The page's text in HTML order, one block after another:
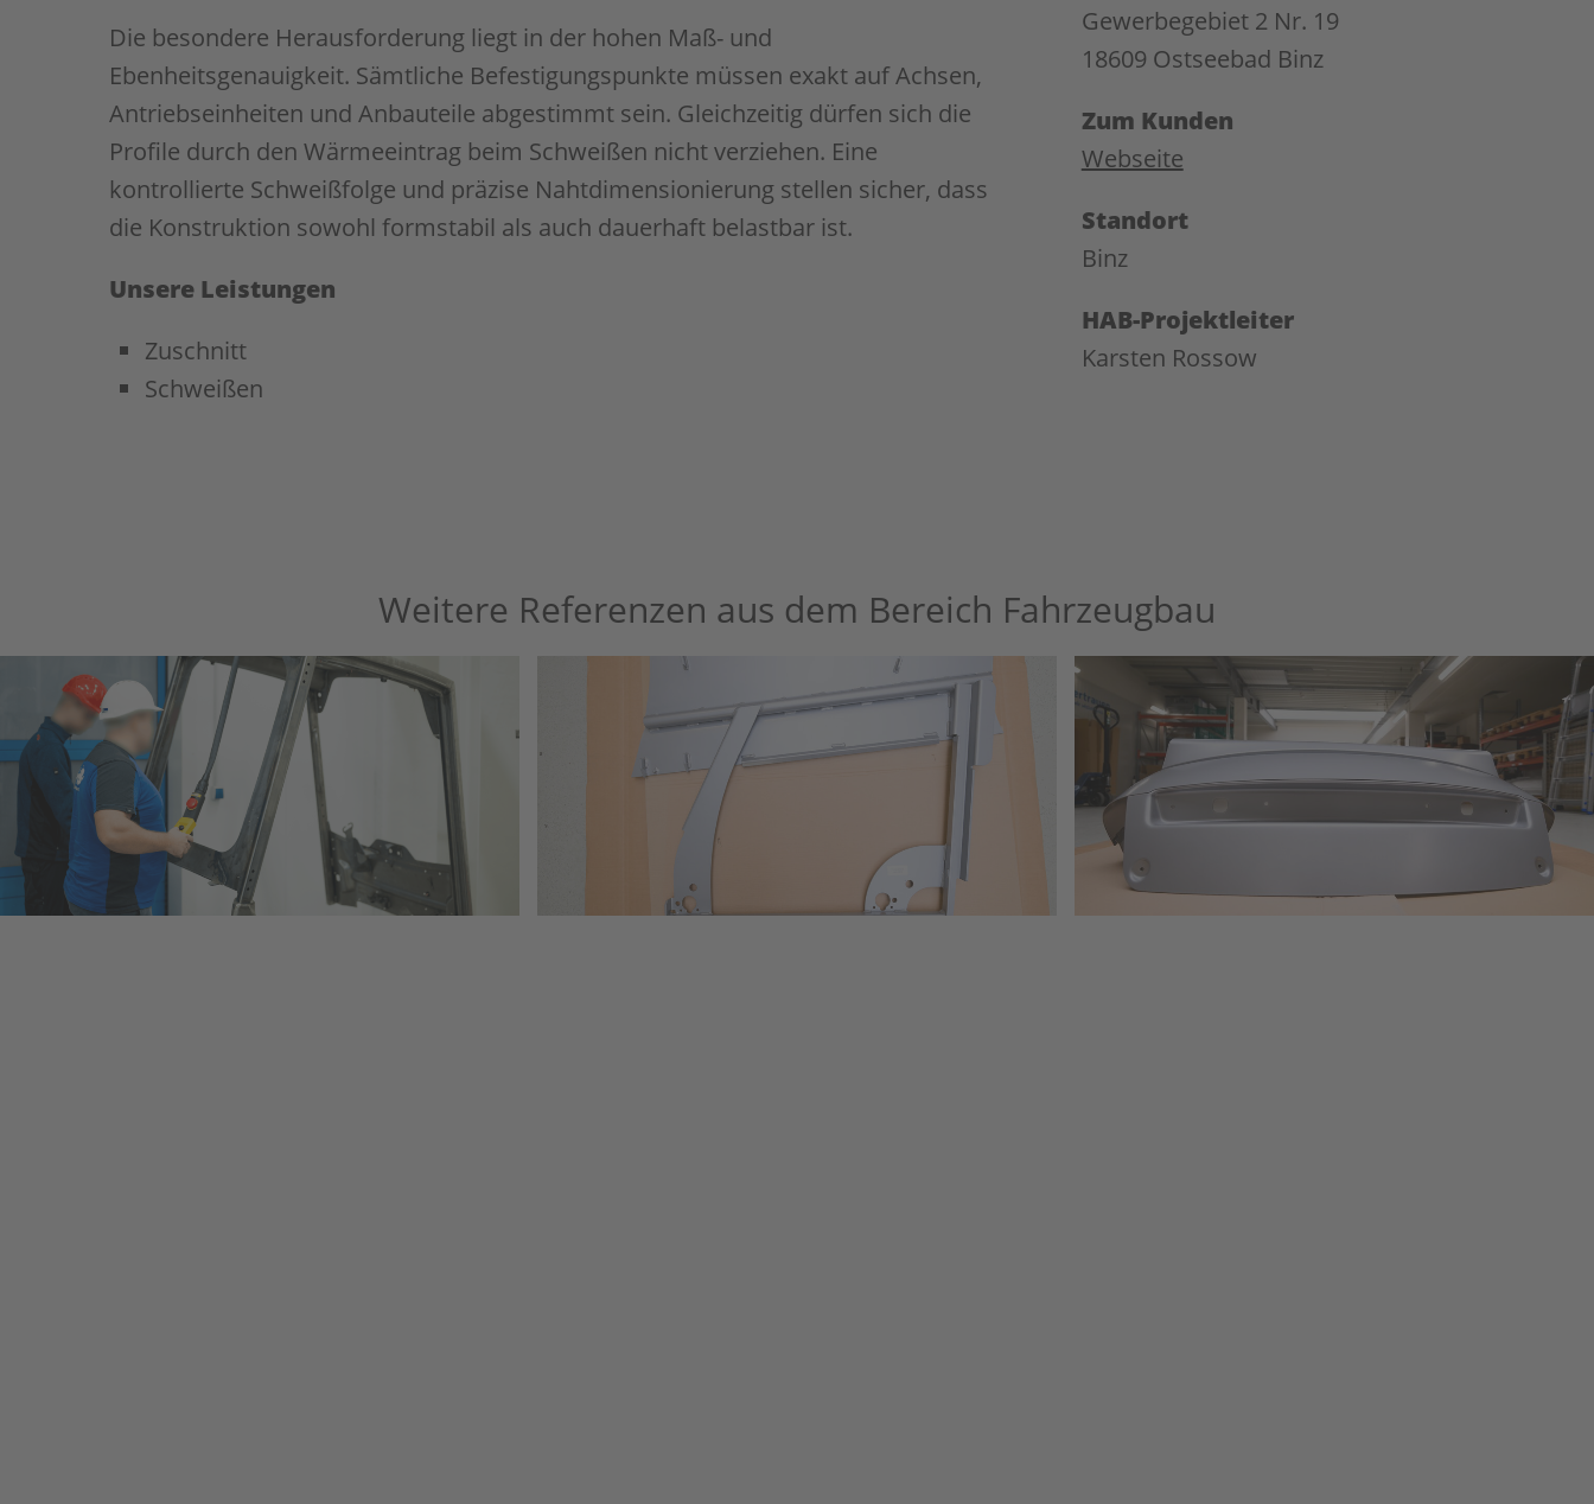
Die besondere Herausforderung liegt in der hohen Maß- und
Ebenheitsgenauigkeit. Sämtliche Befestigungspunkte müssen exakt auf Achsen,
Antriebseinheiten und Anbauteile abgestimmt sein. Gleichzeitig dürfen sich die
Profile durch den Wärmeeintrag beim Schweißen nicht verziehen. Eine
kontrollierte Schweißfolge und präzise Nahtdimensionierung stellen sicher, dass
die Konstruktion sowohl formstabil als auch dauerhaft belastbar ist.
Unsere Leistungen
Zuschnitt
Schweißen
Gewerbegebiet 2 Nr. 19
18609 Ostseebad Binz
Zum Kunden
Webseite
Standort
Binz
HAB-Projektleiter
Karsten Rossow
Weitere Referenzen aus dem Bereich Fahrzeugbau